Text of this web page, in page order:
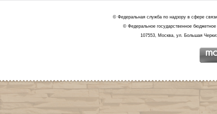
© Федеральная служба по надзору в сфере
© Федеральное государственное
107553, Москва, ул. Большая